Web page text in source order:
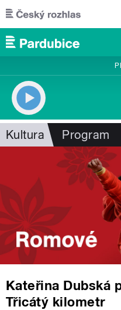
Přejít k hlavnímu obsahu
Kultura Program
Kateřina Dubská
Třicátý kilometr